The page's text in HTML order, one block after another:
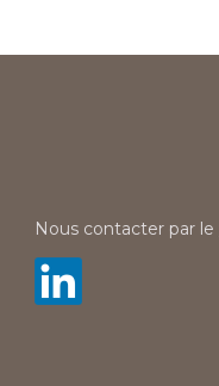
Nous contacter par le